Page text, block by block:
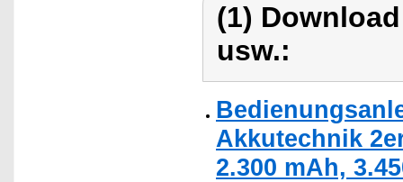
(1)
usw.:
Akkutechnik
2.300 mAh,